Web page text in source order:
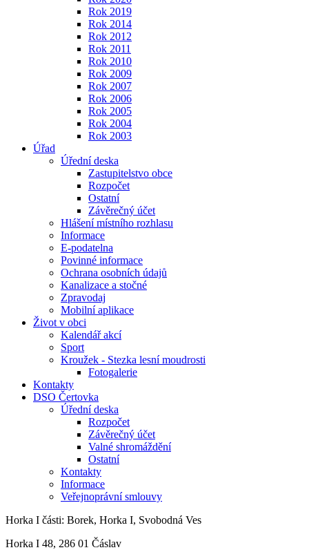
Rok 2019
Rok 2014
Rok 2012
Rok 2011
Rok 2010
Rok 2009
Rok 2007
Rok 2006
Rok 2005
Rok 2004
Rok 2003
Úřad
Úřední deska
Zastupitelstvo obce
Rozpočet
Ostatní
Závěrečný účet
Hlášení místního rozhlasu
Informace
E-podatelna
Povinné informace
Ochrana osobních údajů
Kanalizace a stočné
Zpravodaj
Mobilní aplikace
Život v obci
Kalendář akcí
Sport
Kroužek - Stezka lesní moudrosti
Fotogalerie
Kontakty
DSO Čertovka
Úřední deska
Rozpočet
Závěrečný účet
Valné shromáždění
Ostatní
Kontakty
Informace
Veřejnoprávní smlouvy
Horka I části: Borek, Horka I, Svobodná Ves
Horka I 48, 286 01 Čáslav